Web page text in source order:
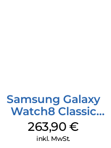
Samsung Galaxy
Watch8 Classic
White
263,90€
inkl. MwSt.